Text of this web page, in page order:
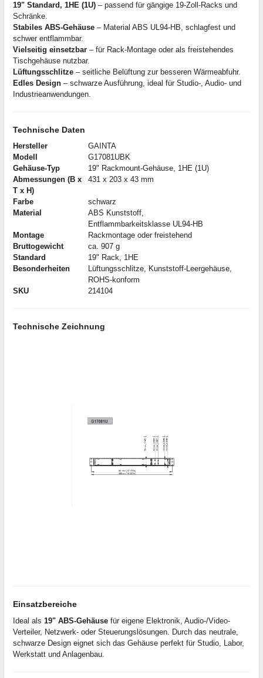
19" Standard, 1HE (1U) – passend für gängige 19-Zoll-Racks und
Schränke.
Stabiles ABS-Gehäuse – Material ABS UL94-HB, schlagfest und
schwer entflammbar.
Vielseitig einsetzbar – für Rack-Montage oder als freistehendes
Tischgehäuse nutzbar.
Lüftungsschlitze – seitliche Belüftung zur besseren Wärmeabfuhr.
Edles Design – schwarze Ausführung, ideal für Studio-, Audio- und
Industrieanwendungen.
Technische Daten
Hersteller
GAINTA
Modell
G17081UBK
Gehäuse-Typ
19" Rackmount-Gehäuse, 1HE (1U)
Abmessungen (B x
T x H)
431 x 203 x 43 mm
Farbe
schwarz
Material
ABS Kunststoff,
Entflammbarkeitsklasse UL94-HB
Montage
Rackmontage oder freistehend
Bruttogewicht
ca. 907 g
Standard
19" Rack, 1HE
Besonderheiten
Lüftungsschlitze, Kunststoff-Leergehäuse,
ROHS-konform
SKU
214104
Technische Zeichnung
Einsatzbereiche
Ideal als 19" ABS-Gehäuse für eigene Elektronik, Audio-/Video-
Verteiler, Netzwerk- oder Steuerungslösungen. Durch das neutrale,
schwarze Design eignet sich das Gehäuse perfekt für Studio, Labor,
Werkstatt und Anlagenbau.